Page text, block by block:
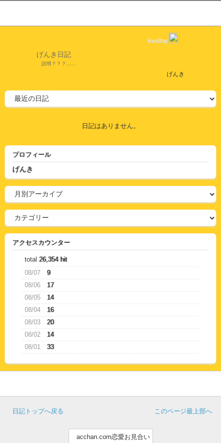
love2log
げんき日記
説明？？？……
げんき
日記はありません。
プロフィール
げんき
アクセスカウンター
total 26,354 hit
08/07
9
08/06
17
08/05
14
08/04
16
08/03
20
08/02
14
08/01
33
このページ最上部へ
日記トップへ戻る